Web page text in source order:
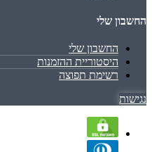
החשבון שלי
החשבון שלי
היסטוריית ההזמנות
רשימת תפוצה
נגישות